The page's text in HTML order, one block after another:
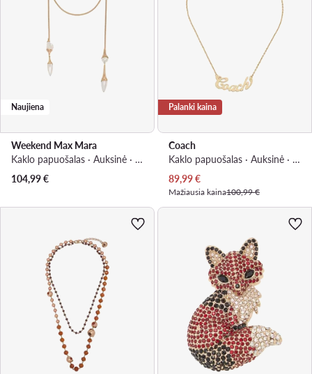
Naujiena
Weekend Max Mara
Kaklo papuošalas · Auksinė · Metalas
104,99€
Palanki kaina
Coach
Kaklo papuošalas · Auksinė · Metalas
Dabartinė kaina
89,99€
Mažiausia kaina100,99 €